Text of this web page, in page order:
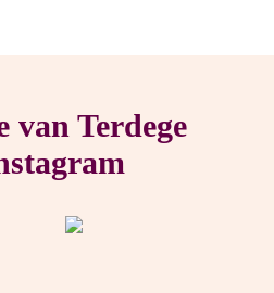
van Terdege